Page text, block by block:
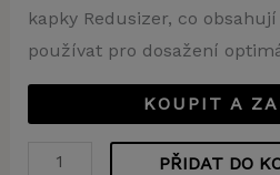
kapky Redusizer, co
používat pro dosažení
KOUPIT A
PŘIDAT DO